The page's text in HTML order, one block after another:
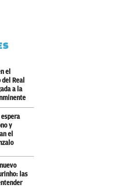
el
Real
a la
espera
y
el
las